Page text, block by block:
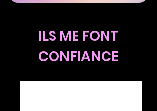
ILS ME FONT
CONFIANCE